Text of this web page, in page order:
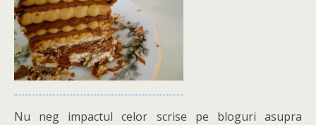
Nu neg impactul celor scrise pe bloguri asupra